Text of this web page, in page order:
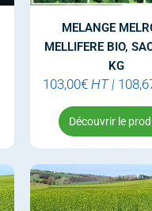
MELANGE
MELLIFERE BIO,
KG
103,00€ HT |
Découvrir le